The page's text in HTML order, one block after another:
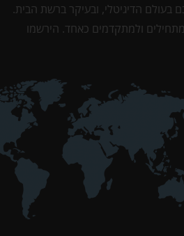
בעולם הדיגיטלי, ובעיקר ברשת הבית.
ולמתקדמים כאחד. הירשמו